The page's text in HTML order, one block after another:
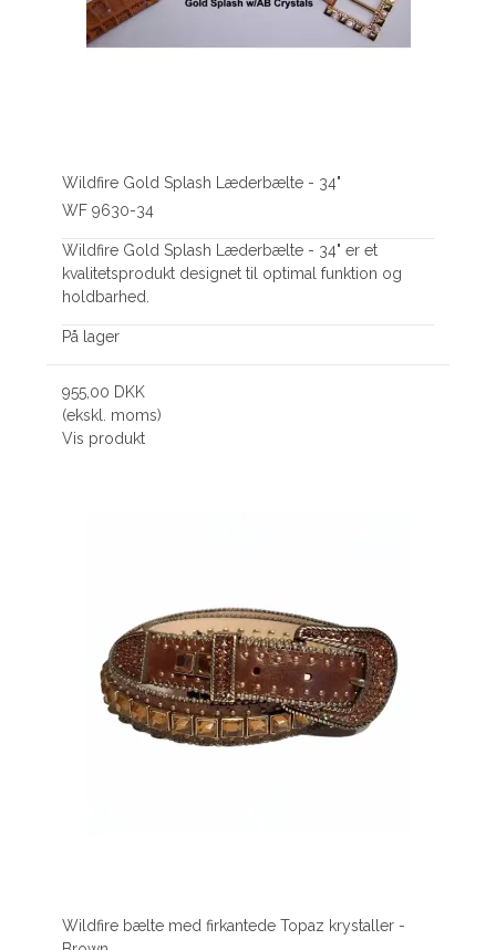
Wildfire Gold Splash Læderbælte - 34"
WF 9630-34
Wildfire Gold Splash Læderbælte - 34" er et
kvalitetsprodukt designet til optimal funktion og
holdbarhed.
På lager
955,00 DKK
(ekskl. moms)
Vis produkt
Wildfire bælte med firkantede Topaz krystaller -